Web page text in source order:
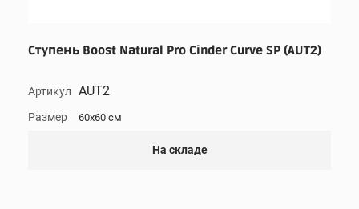
Ступень Boost Natural Pro Cinder Curve SP (AUT2)
Артикул AUT2
Размер 60x60 см
На складе